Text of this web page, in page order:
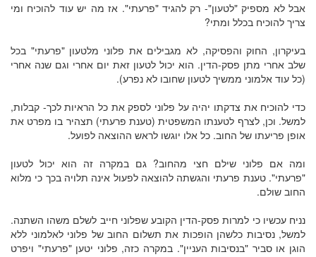
אבל לא מספיק "לטעון"- רק להגיד "פרעתי". אז מה יש עוד להוכיח ומי
צריך להוכיח בכלל ומתי?
בעיקרון, החוק והפסיקה, לא מגבילים את פלוני מלטעון "פרעתי" בכל
שלב אחרי מתן פסק-הדין. הוא יכול לטעון זאת יום אחרי וגם שנה אחרי
(כל עוד אלמוני ממשיך לטעון שחובו לא נפרע).
כדי להוכיח את צדקתו יהיה על פלוני לספק את כל הראיות לכך- קבלות,
למשל. וכן, לצרף לטענתו המשפטית (טענת פרעתי) תצהיר בו מפרט את
אופן פריעתו של החוב. כל אלו יוגשו לראש ההוצאה לפועל.
ומה אם פלוני שילם חצי מהחוב? גם במקרה זה הוא יכול לטעון
"פרעתי". טענת פרעתי והגשתה להוצאה לפעול אינה תלויה בכך כי מלוא
החוב שולם.
נניח עכשיו כי למרות פסק-הדין הקובע שפלוני חייב לשלם משהו השתנה.
למשל, נסיבות כלשהן הופכות את תשלום החוב של פלוני לאלמוני ללא
הוגן או סביר "בנסיבות העניין". במקרה כזה, פלוני יטען "פרעתי" ויפרט